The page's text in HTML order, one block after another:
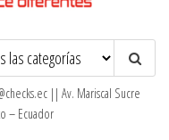
|| Av. Mariscal Sucre
– Ecuador